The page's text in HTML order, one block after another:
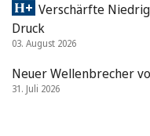
Verschärfte
Druck
03. August 2026
Neuer Wellenbrecher
31. Juli 2026